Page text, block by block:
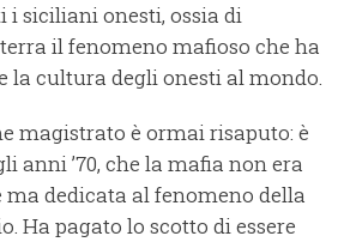
i siciliani onesti, ossia di
il fenomeno mafioso che ha
la cultura degli onesti al mondo.
magistrato è ormai risaputo: è
anni ’70, che la mafia non era
dedicata al fenomeno della
Ha pagato lo scotto di essere